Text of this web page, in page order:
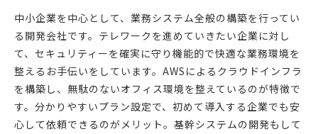
中小企業を中心として、業務システム全般の構築を行ってい
る開発会社です。テレワークを進めていきたい企業に対し
て、セキュリティーを確実に守り機能的で快適な業務環境を
整えるお手伝いをしています。AWSによるクラウドインフラ
を構築し、無駄のないオフィス環境を整えているのが特徴で
す。分かりやすいプラン設定で、初めて導入する企業でも安
心して依頼できるのがメリット。基幹システムの開発もして